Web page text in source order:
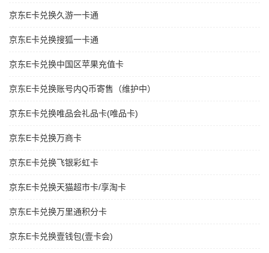
京东E卡兑换久游一卡通
京东E卡兑换搜狐一卡通
京东E卡兑换中国区苹果充值卡
京东E卡兑换账号内Q币寄售（维护中）
京东E卡兑换唯品会礼品卡(唯品卡)
京东E卡兑换万商卡
京东E卡兑换飞银彩虹卡
京东E卡兑换天猫超市卡/享淘卡
京东E卡兑换万里通积分卡
京东E卡兑换壹钱包(壹卡会)